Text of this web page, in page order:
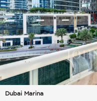
Dubai Marina